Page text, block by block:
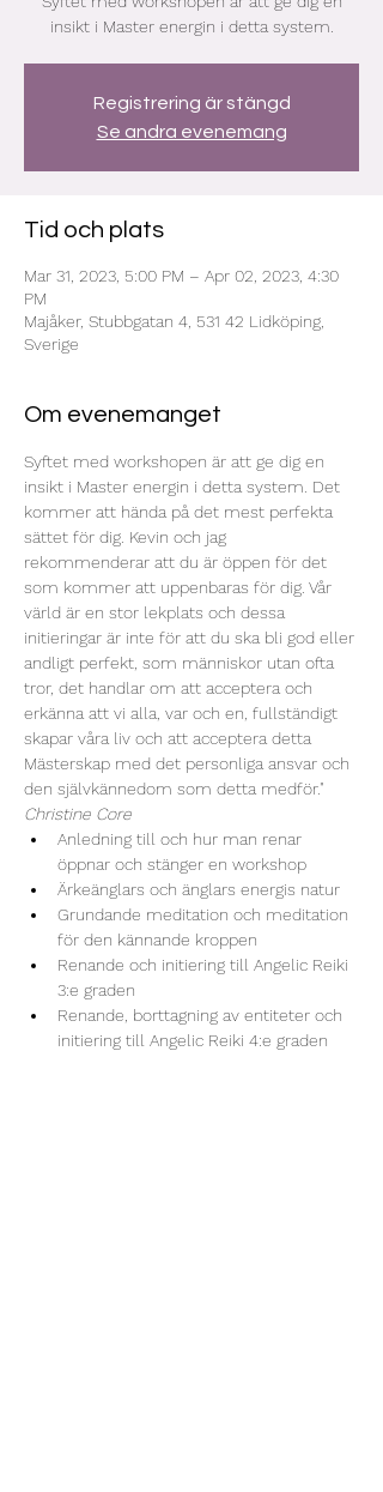
insikt i Master energin i detta system.
Registrering är stängd
Se andra evenemang
Tid och plats
Mar 31, 2023, 5:00 PM – Apr 02, 2023, 4:30
PM
Majåker, Stubbgatan 4, 531 42 Lidköping,
Sverige
Om evenemanget
Syftet med workshopen är att ge dig en
insikt i Master energin i detta system. Det
kommer att hända på det mest perfekta
sättet för dig. Kevin och jag
rekommenderar att du är öppen för det
som kommer att uppenbaras för dig. Vår
värld är en stor lekplats och dessa
initieringar är inte för att du ska bli god eller
andligt perfekt, som människor utan ofta
tror, det handlar om att acceptera och
erkänna att vi alla, var och en, fullständigt
skapar våra liv och att acceptera detta
Mästerskap med det personliga ansvar och
den självkännedom som detta medför."
Christine Core
Anledning till och hur man renar
öppnar och stänger en workshop
Ärkeänglars och änglars energis natur
Grundande meditation och meditation
för den kännande kroppen
Renande och initiering till Angelic Reiki
3:e graden
Renande, borttagning av entiteter och
initiering till Angelic Reiki 4:e graden